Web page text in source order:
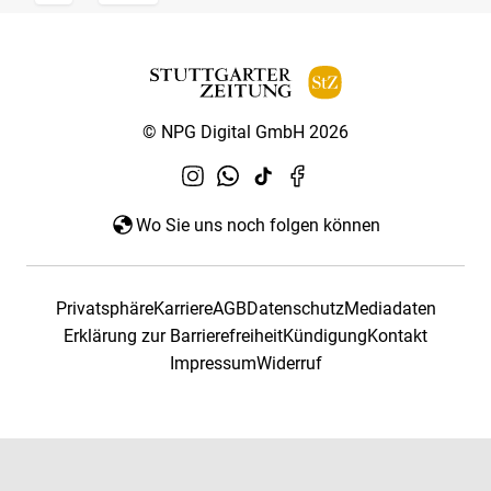
© NPG Digital GmbH 2026
Wo Sie uns noch folgen können
PrivatsphäreKarriereAGBDatenschutzMediadaten
Erklärung zur BarrierefreiheitKündigungKontakt
ImpressumWiderruf